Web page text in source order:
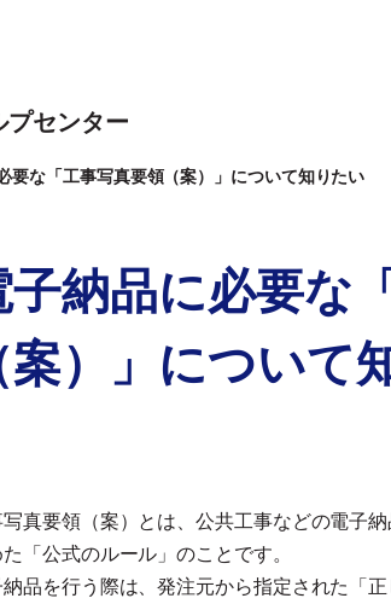
プセンター
要な「工事写真要領（案）」について知りたい
子納品に必要な
案）」について
真要領（案）とは、公共工事などの電子
「公式のルール」のことです。
品を行う際は、発注元から指定された「